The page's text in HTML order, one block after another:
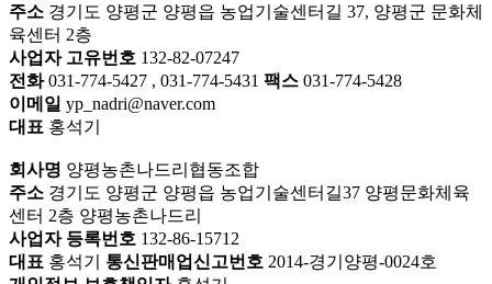
주소 경기도 양평군 양평읍 농업기술센터길 37, 양평군 문화체
육센터 2층
사업자 고유번호 132-82-07247
전화031-774-5427 , 031-774-5431 팩스 031-774-5428
이메일 yp_nadri@naver.com
대표 홍석기
회사명 양평농촌나드리협동조합
주소 경기도 양평군 양평읍 농업기술센터길37 양평문화체육
센터 2층 양평농촌나드리
사업자 등록번호 132-86-15712
대표 홍석기 통신판매업신고번호 2014-경기양평-0024호